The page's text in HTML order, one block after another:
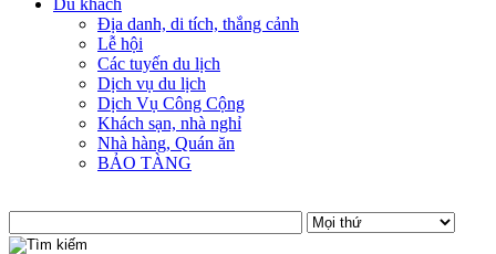
Du khách
Địa danh, di tích, thắng cảnh
Lễ hội
Các tuyến du lịch
Dịch vụ du lịch
Dịch Vụ Công Cộng
Khách sạn, nhà nghỉ
Nhà hàng, Quán ăn
BẢO TÀNG